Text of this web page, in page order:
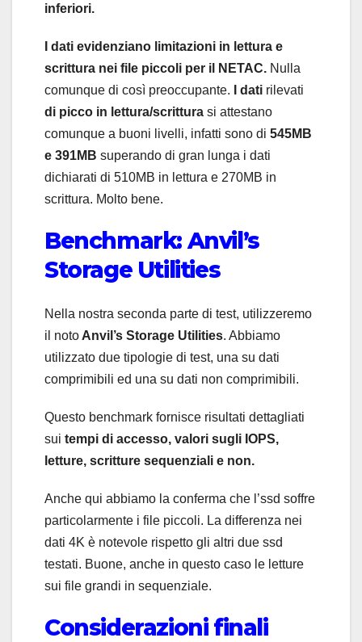
inferiori.
I dati evidenziano limitazioni in lettura e
scrittura nei file piccoli per il NETAC. Nulla
comunque di così preoccupante.
I dati rilevati
di picco in lettura/scrittura si attestano
comunque a buoni livelli, infatti sono di 545MB
e 391MB superando di gran lunga i dati
dichiarati di 510MB in lettura e 270MB in
scrittura. Molto bene.
Benchmark: Anvil’s
Storage Utilities
Nella nostra seconda parte di test, utilizzeremo
il noto Anvil’s Storage Utilities. Abbiamo
utilizzato due tipologie di test, una su dati
comprimibili ed una su dati non comprimibili.
Questo benchmark fornisce risultati dettagliati
sui tempi di accesso, valori sugli IOPS,
letture, scritture sequenziali e non.
Anche qui abbiamo la conferma che l’ssd soffre
particolarmente i file piccoli. La differenza nei
dati 4K è notevole rispetto gli altri due ssd
testati. Buone, anche in questo caso le letture
sui file grandi in sequenziale.
Considerazioni finali